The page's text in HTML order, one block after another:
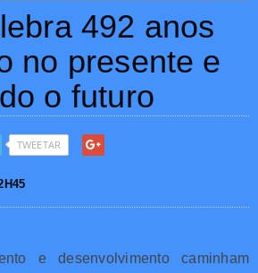
492 anos
no presente e
o futuro
TWEETAR
e desenvolvimento caminham